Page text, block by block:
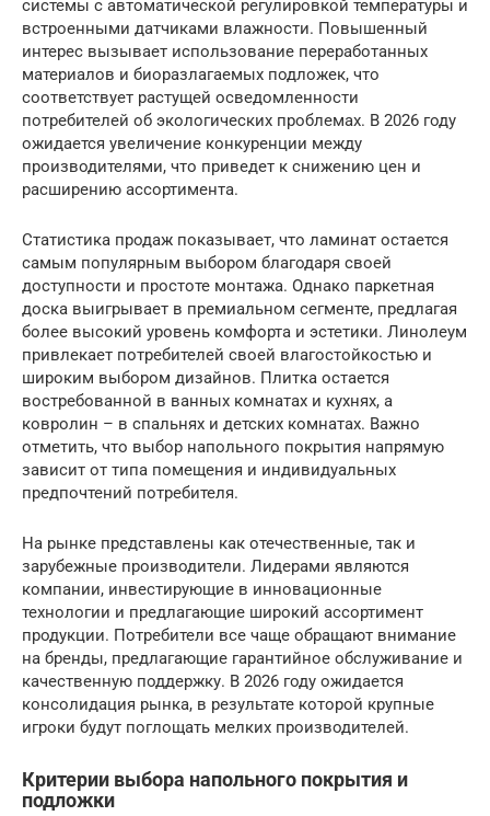
системы с автоматической регулировкой температуры и
встроенными датчиками влажности. Повышенный
интерес вызывает использование переработанных
материалов и биоразлагаемых подложек, что
соответствует растущей осведомленности
потребителей об экологических проблемах. В 2026 году
ожидается увеличение конкуренции между
производителями, что приведет к снижению цен и
расширению ассортимента.
Статистика продаж показывает, что ламинат остается
самым популярным выбором благодаря своей
доступности и простоте монтажа. Однако паркетная
доска выигрывает в премиальном сегменте, предлагая
более высокий уровень комфорта и эстетики. Линолеум
привлекает потребителей своей влагостойкостью и
широким выбором дизайнов. Плитка остается
востребованной в ванных комнатах и кухнях, а
ковролин – в спальнях и детских комнатах. Важно
отметить, что выбор напольного покрытия напрямую
зависит от типа помещения и индивидуальных
предпочтений потребителя.
На рынке представлены как отечественные, так и
зарубежные производители. Лидерами являются
компании, инвестирующие в инновационные
технологии и предлагающие широкий ассортимент
продукции. Потребители все чаще обращают внимание
на бренды, предлагающие гарантийное обслуживание и
качественную поддержку. В 2026 году ожидается
консолидация рынка, в результате которой крупные
игроки будут поглощать мелких производителей.
Критерии выбора напольного покрытия и
подложки